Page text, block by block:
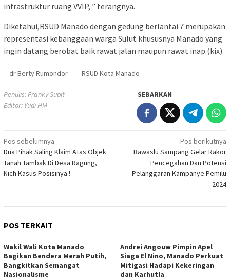
infrastruktur ruang VVIP, ” terangnya.
Diketahui,RSUD Manado dengan gedung berlantai 7 merupakan
representasi kebanggaan warga Sulut khususnya Manado yang
ingin datang berobat baik rawat jalan maupun rawat inap.(kix)
dr Berty Rumondor RSUD Kota Manado
Penulis: Franky Supit
Editor: Yudi HM
SEBARKAN
Navigasi
pos
Pos sebelumnya
Dua Pihak Saling Klaim Atas Objek
Tanah Tambak Di Desa Ragung,
Nich Kasus Posisinya !
Pos berikutnya
Bawaslu Sampang Gelar Rakor
Pencegahan Dan Potensi
Pelanggaran Kampanye Pemilu
2024
POS TERKAIT
Wakil Wali Kota Manado
Bagikan Bendera Merah Putih,
Bangkitkan Semangat
Nasionalisme
Andrei Angouw Pimpin Apel
Siaga El Nino, Manado Perkuat
Mitigasi Hadapi Kekeringan
dan Karhutla